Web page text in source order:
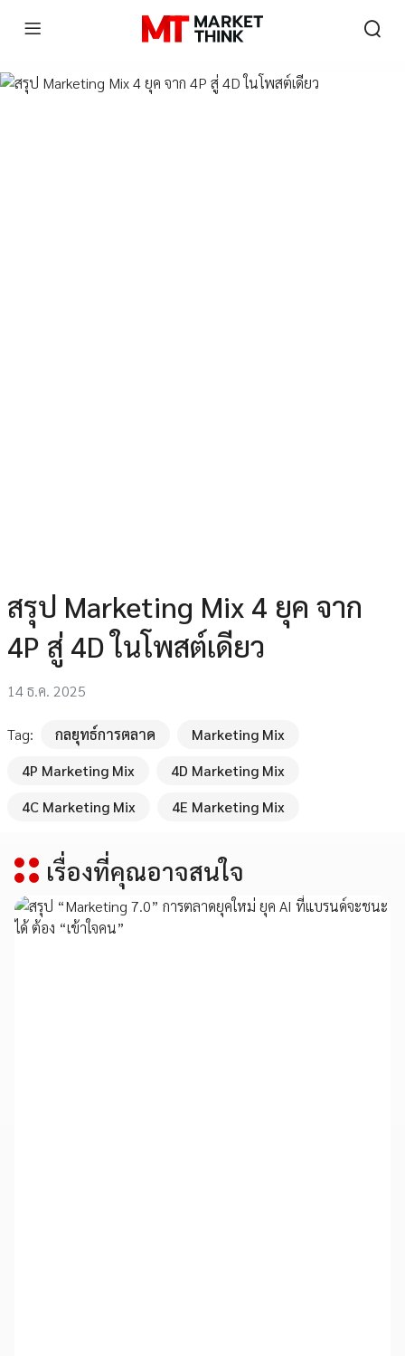
สรุป Marketing Mix 4 ยุค จาก
4P สู่ 4D ในโพสต์เดียว
14 ธ.ค. 2025
Tag: กลยุทธ์การตลาด
Marketing Mix
4P Marketing Mix
4D Marketing Mix
4C Marketing Mix
4E Marketing Mix
เรื่องที่คุณอาจสนใจ